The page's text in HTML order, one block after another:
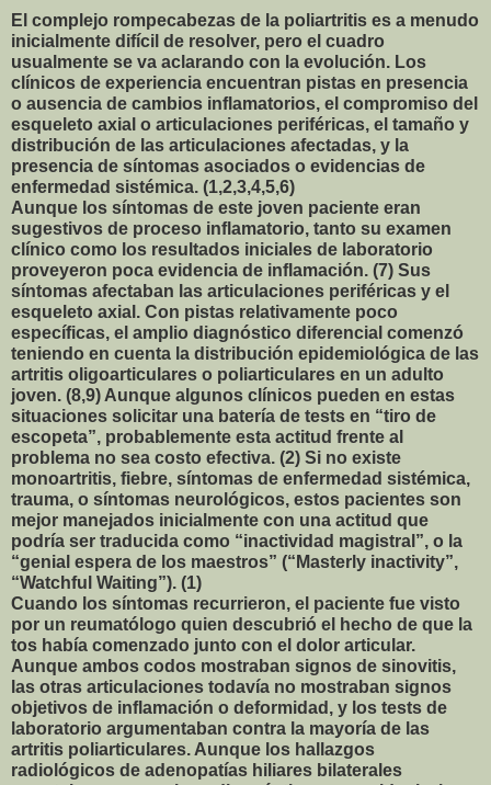
El complejo rompecabezas de la poliartritis es a menudo
inicialmente difícil de resolver, pero el cuadro
usualmente se va aclarando con la evolución. Los
clínicos de experiencia encuentran pistas en presencia
o ausencia de cambios inflamatorios, el compromiso del
esqueleto axial o articulaciones periféricas, el tamaño y
distribución de las articulaciones afectadas, y la
presencia de síntomas asociados o evidencias de
enfermedad sistémica. (1,2,3,4,5,6)
Aunque los síntomas de este joven paciente eran
sugestivos de proceso inflamatorio, tanto su examen
clínico como los resultados iniciales de laboratorio
proveyeron poca evidencia de inflamación. (7) Sus
síntomas afectaban las articulaciones periféricas y el
esqueleto axial. Con pistas relativamente poco
específicas, el amplio diagnóstico diferencial comenzó
teniendo en cuenta la distribución epidemiológica de las
artritis oligoarticulares o poliarticulares en un adulto
joven. (8,9) Aunque algunos clínicos pueden en estas
situaciones solicitar una batería de tests en “tiro de
escopeta”, probablemente esta actitud frente al
problema no sea costo efectiva. (2) Si no existe
monoartritis, fiebre, síntomas de enfermedad sistémica,
trauma, o síntomas neurológicos, estos pacientes son
mejor manejados inicialmente con una actitud que
podría ser traducida como “inactividad magistral”, o la
“genial espera de los maestros” (“Masterly inactivity”,
“Watchful Waiting”). (1)
Cuando los síntomas recurrieron, el paciente fue visto
por un reumatólogo quien descubrió el hecho de que la
tos había comenzado junto con el dolor articular.
Aunque ambos codos mostraban signos de sinovitis,
las otras articulaciones todavía no mostraban signos
objetivos de inflamación o deformidad, y los tests de
laboratorio argumentaban contra la mayoría de las
artritis poliarticulares. Aunque los hallazgos
radiológicos de adenopatías hiliares bilaterales